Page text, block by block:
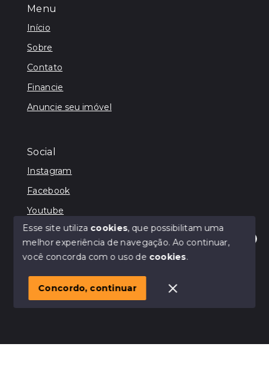
Olá! Estamos disponíveis para te ajudar
Menu
Início
Sobre
Contato
Financie
Anuncie seu imóvel
Social
Instagram
Facebook
Youtube
© Copyright 2026 - Terra Nobre - CRECI JURIDICO:
SITE PARA IMOBILIARIA
Esse site utiliza cookies, que possibilitam uma
melhor experiência de navegação.Ao continuar,
você concorda com o uso de cookies.
Concordo, continuar